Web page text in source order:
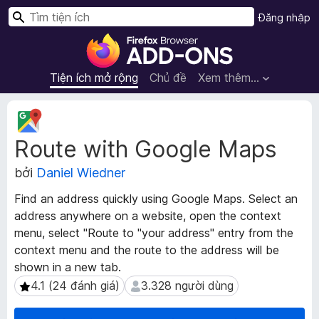
T
ệ
n
h
t
ì
n
h
d
y
ệ
Tiện ích mở rộng Chủ đề Xem thêm…
Đăng nhập
T
Route with Google Maps
bởi Daniel Wiedner
Find an address quickly using Google Maps. Select an
address anywhere on a website, open the context
menu, select "Route to ''your address" entry from the
context menu and the route to the address will be
shown in a new tab.
4.1 (24 đánh giá)
4.1 (24 đánh giá) 3.328 người dùng
3.328 người dùng
S
ê
u
d
l
i
ệ
u
m
ở
r
ộ